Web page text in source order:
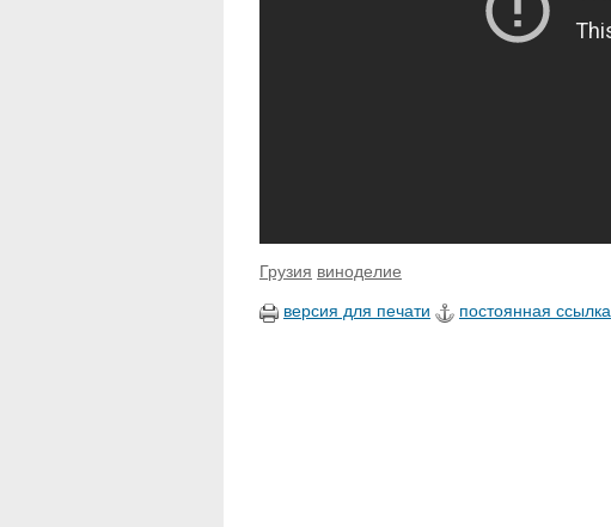
Грузия виноделие
версия для печати постоянная ссылка